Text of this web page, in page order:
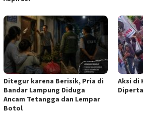
Ditegur karena Berisik, Pria di
Bandar Lampung Diduga
Ancam Tetangga dan Lempar
Botol
Aksi di